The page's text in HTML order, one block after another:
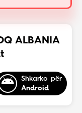
ALBANIA
Shkarko për
Android